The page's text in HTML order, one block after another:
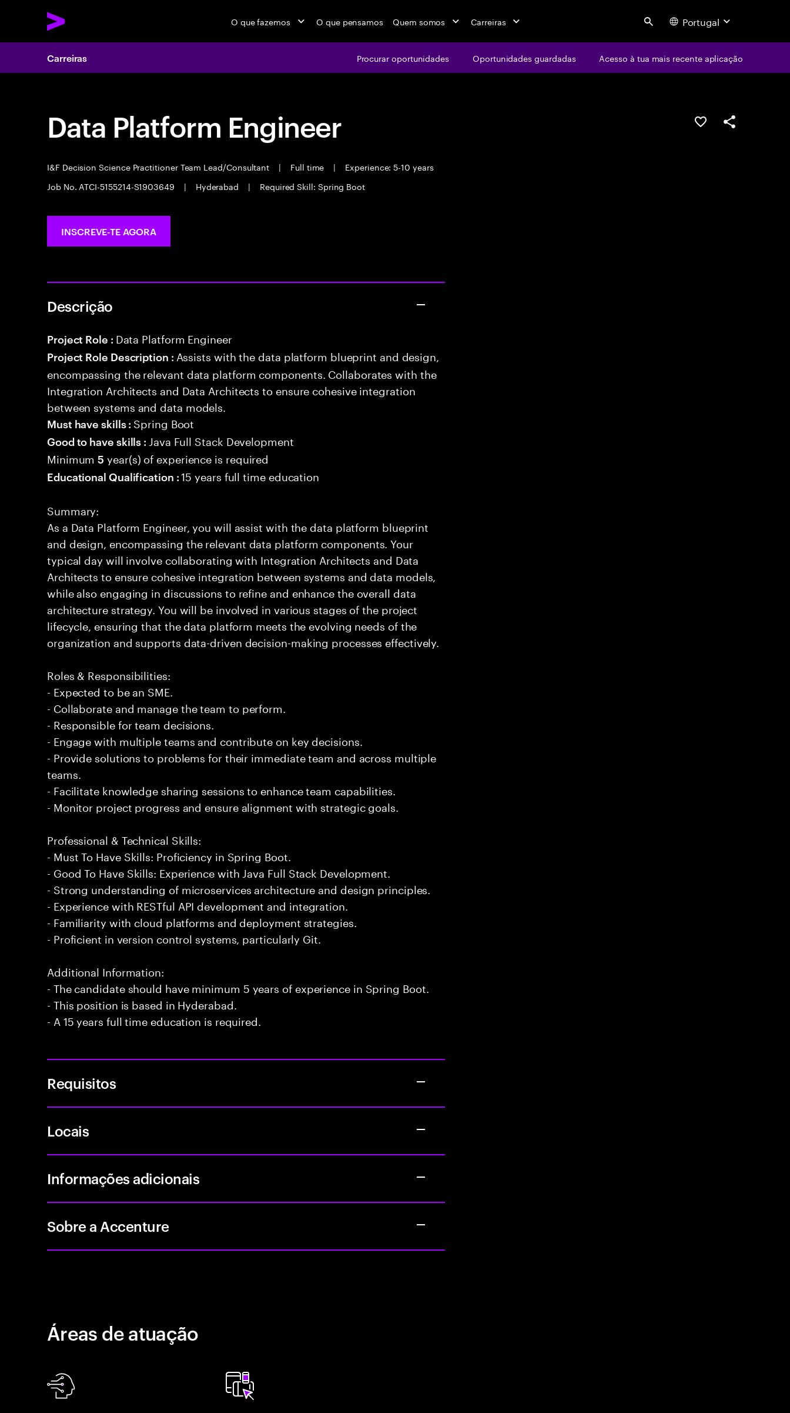
O que fazemos O que pensamos Quem somos Carreiras Search Portugal
Carreiras Procurar oportunidades Oportunidades guardadas Acesso à tua mais recente aplicação
Data Platform Engineer
I&F Decision Science Practitioner Team Lead/Consultant | Full time |
Experience: 5-10 years
Job No. ATCI-5155214-S1903649
| Hyderabad | Required Skill: Spring Boot
GUARDARPARTILHAR
INSCREVE-TE AGORA
Descrição
Project Role : Data Platform Engineer
Project Role Description : Assists with the data platform blueprint and design,
encompassing the relevant data platform components. Collaborates with the
Integration Architects and Data Architects to ensure cohesive integration
between systems and data models.
Must have skills : Spring Boot
Good to have skills : Java Full Stack Development
Minimum5 year(s) of experience is required
Educational Qualification :15 years full time education
Summary:
As a Data Platform Engineer, you will assist with the data platform blueprint
and design, encompassing the relevant data platform components. Your
typical day will involve collaborating with Integration Architects and Data
Architects to ensure cohesive integration between systems and data models,
while also engaging in discussions to refine and enhance the overall data
architecture strategy. You will be involved in various stages of the project
lifecycle, ensuring that the data platform meets the evolving needs of the
organization and supports data-driven decision-making processes effectively.
Roles & Responsibilities:
- Expected to be an SME.
- Collaborate and manage the team to perform.
- Responsible for team decisions.
- Engage with multiple teams and contribute on key decisions.
- Provide solutions to problems for their immediate team and across multiple
teams.
- Facilitate knowledge sharing sessions to enhance team capabilities.
- Monitor project progress and ensure alignment with strategic goals.
Professional & Technical Skills:
- Must To Have Skills: Proficiency in Spring Boot.
- Good To Have Skills: Experience with Java Full Stack Development.
- Strong understanding of microservices architecture and design principles.
- Experience with RESTful API development and integration.
- Familiarity with cloud platforms and deployment strategies.
- Proficient in version control systems, particularly Git.
Additional Information:
- The candidate should have minimum 5 years of experience in Spring Boot.
- This position is based in Hyderabad.
- A 15 years full time education is required.
Requisitos
Locais
Informações adicionais
Sobre a Accenture
Áreas de atuação